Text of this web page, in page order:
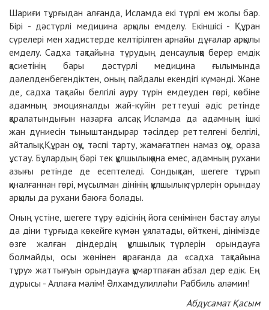
Шариғи тұрғыдан алғанда, Исламда екі түрлі ем жолы бар.
Бірі - дәстүрлі медицина арқылы емделу. Екіншісі - Құран
сүрелері мен хадистерде келтірілген арнайы дұғалар арқылы
емделу. Садха тақтайына тұрудың денсаулыққа берер емдік
қасиетінің бары дәстүрлі медицина ғылымында
дәлелденбегендіктен, оның пайдалы екендігі күмәнді. Және
де, садха тақтайы белгілі ауру түрін емдеуден гөрі, көбіне
адамның эмоцияналды жай-күйін реттеуші әдіс ретінде
қаралатындығын назарға алсақ, Исламда да адамның ішкі
жан дүниесін тыныштандырар тәсілдер реттелгені белгілі,
айталық, Құран оқу, тәспі тарту, жамағатпен намаз оқу, ораза
ұстау. Бұлардың бәрі тек құлшылық қана емес, адамның рухани
азығы ретінде де есептеледі. Сондықтан, шегеге тұрып
қиналғаннан гөрі, мұсылман дінінің құлшылық түрлерін орындау
арқылы да рухани баюға болады.
Оның үстіне, шегеге тұру әдісінің йога сенімінен бастау алуы
да діни тұрғыда көкейге күмән ұялатады, өйткені, дінімізде
өзге жалған діндердің құлшылық түрлерін орындауға
болмайды, осы жөнінен қарағанда да «садха тақтайына
тұру» жаттығуын орындауға құмартпаған абзал дер едік. Ең
дұрысы - Аллаға мәлім! Әлхамдулилләһи Раббиль аләмин!
Абдусамат Қасым